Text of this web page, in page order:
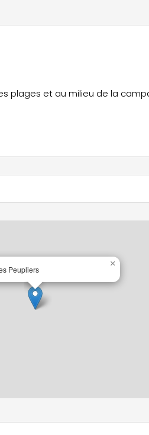
Peupliers
×